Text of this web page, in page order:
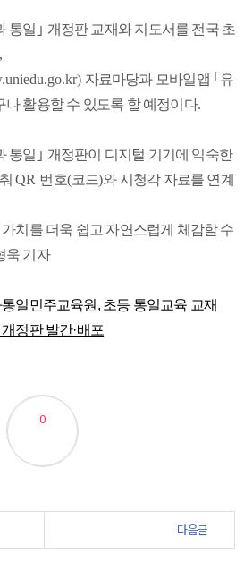
통일 ｣ 개정판 교재와 지도서를 전국 초
,
자료마당과 모바일앱 ｢ 유
나 활용할 수 있도록 할 예정이다.
통일 ｣ 개정판이 디지털 기기에 익숙한
QR 번호(코드)와 시청각 자료를 연계
치를 더욱 쉽고 자연스럽게 체감할 수
욱 기자
일민주교육원, 초등 통일교육 교재
정판 발간·배포
0
다음글